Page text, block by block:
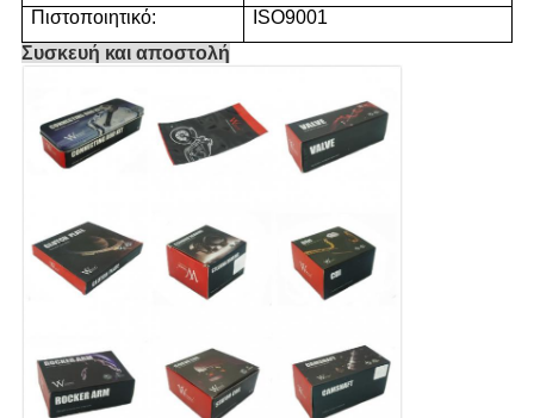
Πιστοποιητικό:
ISO9001
Συσκευή και αποστολή